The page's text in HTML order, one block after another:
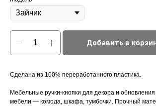
Добавить в
Сделана из 100% переработанного пластика.
Мебельные ручки-кнопки для декора и обновления
мебели — комода, шкафа, тумбочки. Прочный